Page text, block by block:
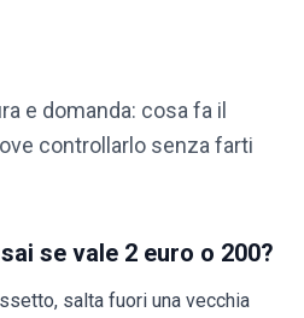
e domanda: cosa fa il
controllarlo senza farti
se vale 2 euro o 200?
salta fuori una vecchia